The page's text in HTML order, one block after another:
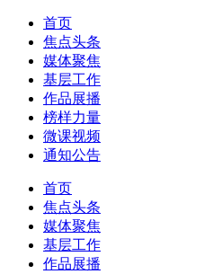
首页
焦点头条
媒体聚焦
基层工作
作品展播
榜样力量
微课视频
通知公告
首页
焦点头条
媒体聚焦
基层工作
作品展播